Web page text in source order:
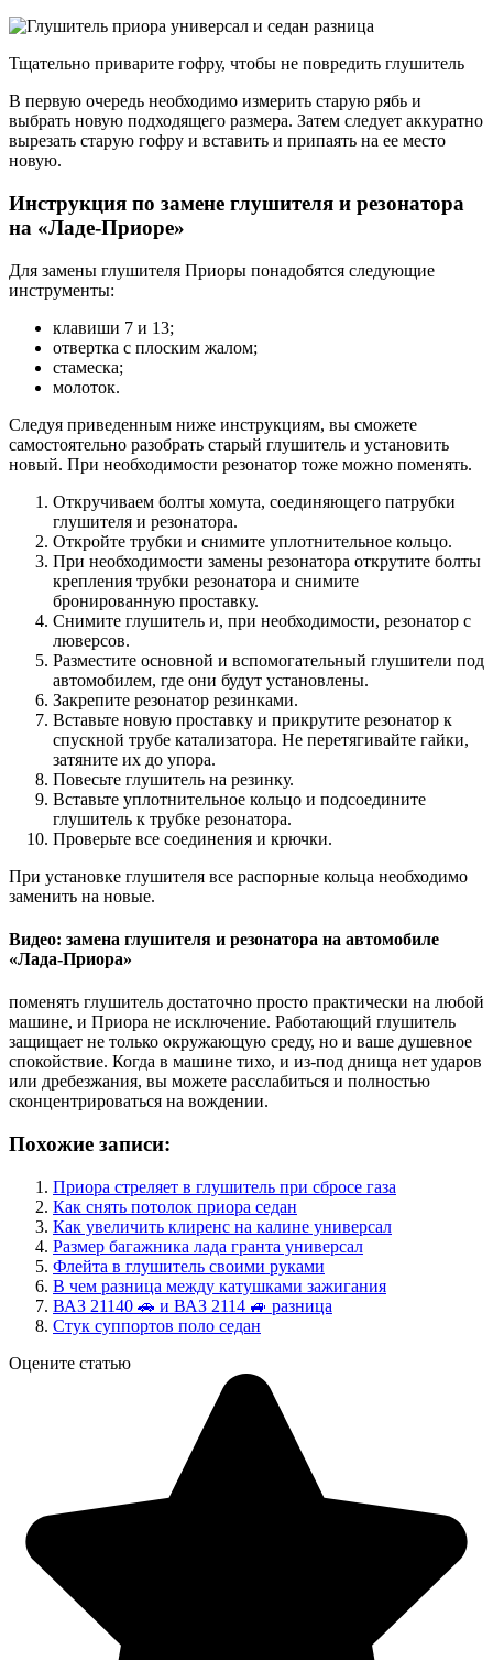
Тщательно приварите гофру, чтобы не повредить глушитель
В первую очередь необходимо измерить старую рябь и
выбрать новую подходящего размера. Затем следует аккуратно
вырезать старую гофру и вставить и припаять на ее место
новую.
Инструкция по замене глушителя и резонатора
на «Ладе-Приоре»
Для замены глушителя Приоры понадобятся следующие
инструменты:
клавиши 7 и 13;
отвертка с плоским жалом;
стамеска;
молоток.
Следуя приведенным ниже инструкциям, вы сможете
самостоятельно разобрать старый глушитель и установить
новый. При необходимости резонатор тоже можно поменять.
Откручиваем болты хомута, соединяющего патрубки
глушителя и резонатора.
Откройте трубки и снимите уплотнительное кольцо.
При необходимости замены резонатора открутите болты
крепления трубки резонатора и снимите
бронированную проставку.
Снимите глушитель и, при необходимости, резонатор с
люверсов.
Разместите основной и вспомогательный глушители под
автомобилем, где они будут установлены.
Закрепите резонатор резинками.
Вставьте новую проставку и прикрутите резонатор к
спускной трубе катализатора. Не перетягивайте гайки,
затяните их до упора.
Повесьте глушитель на резинку.
Вставьте уплотнительное кольцо и подсоедините
глушитель к трубке резонатора.
Проверьте все соединения и крючки.
При установке глушителя все распорные кольца необходимо
заменить на новые.
Видео: замена глушителя и резонатора на автомобиле
«Лада-Приора»
поменять глушитель достаточно просто практически на любой
машине, и Приора не исключение. Работающий глушитель
защищает не только окружающую среду, но и ваше душевное
спокойствие. Когда в машине тихо, и из-под днища нет ударов
или дребезжания, вы можете расслабиться и полностью
сконцентрироваться на вождении.
Похожие записи:
Приора стреляет в глушитель при сбросе газа
Как снять потолок приора седан
Как увеличить клиренс на калине универсал
Размер багажника лада гранта универсал
Флейта в глушитель своими руками
В чем разница между катушками зажигания
ВАЗ 21140 🚗 и ВАЗ 2114 🚙 разница
Стук суппортов поло седан
Оцените статью